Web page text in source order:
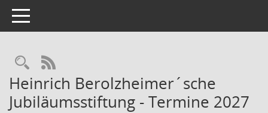
Toggle navigation
Rechercheauswahl
RSS-Feed
Heinrich Berolzheimer´sche
Jubiläumsstiftung - Termine 2027